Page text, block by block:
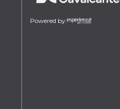
Powered by: